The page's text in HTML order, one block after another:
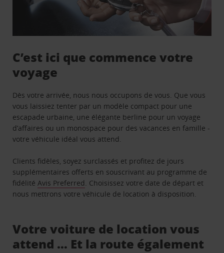
C’est ici que commence votre
voyage
Dès votre arrivée, nous nous occupons de vous. Que vous
vous laissiez tenter par un modèle compact pour une
escapade urbaine, une élégante berline pour un voyage
d’affaires ou un monospace pour des vacances en famille -
votre véhicule idéal vous attend.
Clients fidèles, soyez surclassés et profitez de jours
supplémentaires offerts en souscrivant au programme de
fidélitéAvis Preferred. Choisissez votre date de départ et
nous mettrons votre véhicule de location à disposition.
Votre voiture de location vous
attend … Et la route également